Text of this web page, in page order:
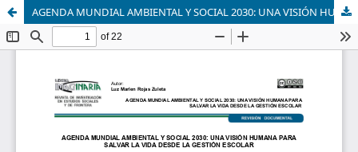
AGENDA MUNDIAL AMBIENTAL Y SOCIAL 2030: UNA VISIÓN HUMANA PARA SALVAR LA VIDA DESDE LA GESTIÓN ESCOLAR